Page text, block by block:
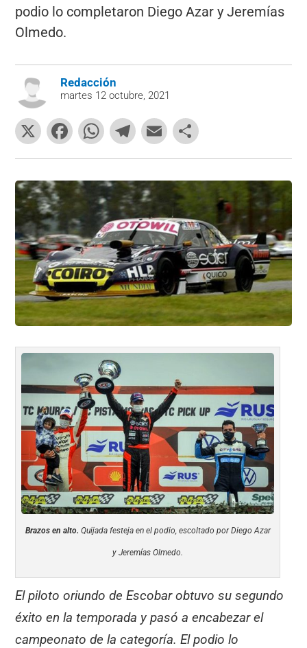
podio lo completaron Diego Azar y Jeremías
Olmedo.
Redacción
martes 12 octubre, 2021
X
F
a
c
e
b
o
o
k
W
h
at
s
A
p
p
T
el
e
gr
a
m
E
m
ai
l
o
m
p
ar
tir
Brazos en alto. Quijada festeja en el podio, escoltado por Diego Azar
y Jeremías Olmedo.
El piloto oriundo de Escobar obtuvo su segundo
éxito en la temporada y pasó a encabezar el
campeonato de la categoría. El podio lo